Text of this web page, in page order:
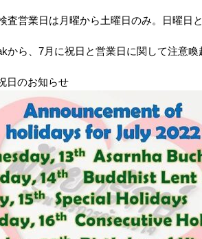
査営業日は月曜から土曜日のみ。日曜日
から、7月に祝日と営業日に関して注意喚
日のお知らせ